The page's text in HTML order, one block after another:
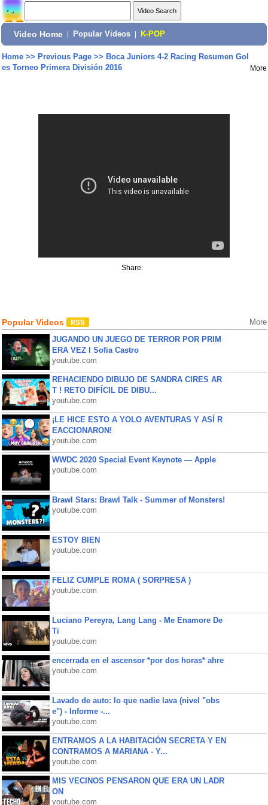
Video Home Popular Videos K-POP
Home>> Previous Page>> Boca Juniors 4-2 Racing Resumen Gol
es Torneo Primera División 2016
More
Share:
Popular Videos More
JUGANDO UN JUEGO DE TERROR POR PRIM
ERA VEZ l Sofia Castro
youtube.com
REHACIENDO DIBUJO DE SANDRA CIRES AR
T ! RETO DIFÍCIL DE DIBU...
youtube.com
¡LE HICE ESTO A YOLO AVENTURAS Y ASÍ R
EACCIONARON!
youtube.com
WWDC 2020 Special Event Keynote — Apple
youtube.com
Brawl Stars: Brawl Talk - Summer of Monsters!
youtube.com
ESTOY BIEN
youtube.com
FELIZ CUMPLE ROMA ( SORPRESA )
youtube.com
Luciano Pereyra, Lang Lang - Me Enamore De
Ti
youtube.com
encerrada en el ascensor *por dos horas* ahre
youtube.com
Lavado de auto: lo que nadie lava (nivel "obs
e") - Informe -...
youtube.com
ENTRAMOS A LA HABITACIÓN SECRETA Y EN
CONTRAMOS A MARIANA - Y...
youtube.com
MIS VECINOS PENSARON QUE ERA UN LADR
ON
youtube.com